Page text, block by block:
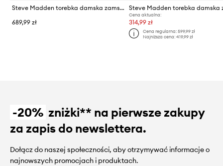
Steve Madden torebka damska zamszowa Bblaize
689,99 zł
Cena aktualna:
314,99 zł
Cena regularna: 599,99 zł
Najniższa cena: 419,99 zł
-20% zniżki** na pierwsze zakupy
za zapis do newslettera.
Dołącz do naszej społeczności, aby otrzymywać informacje o
najnowszych promocjach i produktach.